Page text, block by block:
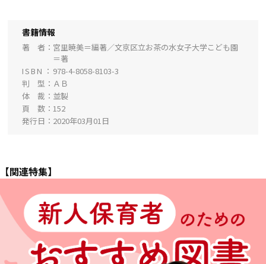
書籍情報
著 者
宮里暁美＝編著／文京区立お茶の水女子大学こども園
＝著
ISBN
978-4-8058-8103-3
判 型
ＡＢ
体 裁
並製
頁 数
152
発行日
2020年03月01日
【関連特集】